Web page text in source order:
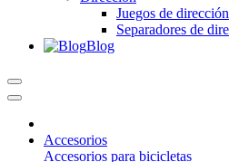
Juegos de dirección
Separadores de
Blog
Accesorios
Accesorios para bicicletas